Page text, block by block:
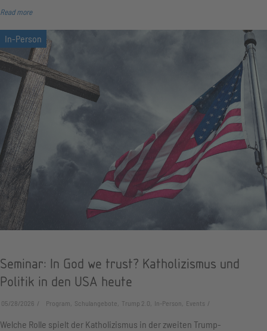
Read more
Seminar: In God we trust? Katholizismus und
Politik in den USA heute
05/28/2026 Program, Schulangebote, Trump 2.0, In-Person, Events
Welche Rolle spielt der Katholizismus in der zweiten Trump-